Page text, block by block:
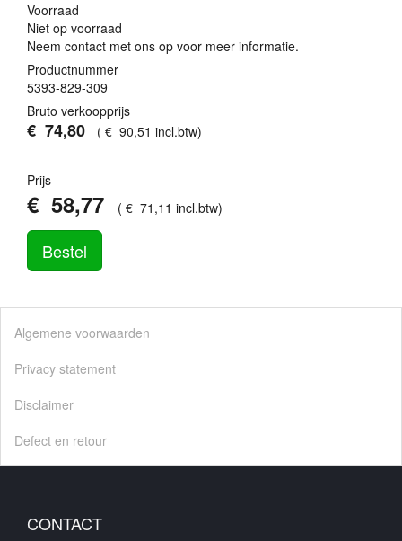
Voorraad
Niet op voorraad
Neem contact met ons op voor meer informatie.
Productnummer
5393-829-309
Bruto verkoopprijs
€ 74,80 ( € 90,51 incl.btw)
Prijs
€ 58,77 ( € 71 ,11 incl.btw)
Bestel
Algemene voorwaarden
Privacy statement
Disclaimer
Defect en retour
CONTACT